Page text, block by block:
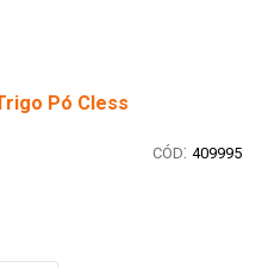
Pó Cless
: 409995